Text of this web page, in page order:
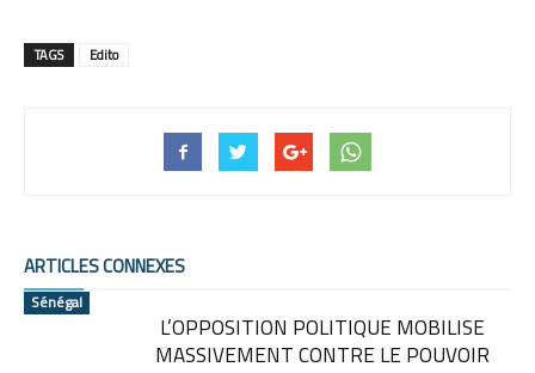
TAGS Edito
ARTICLES CONNEXES
Sénégal
L’OPPOSITION POLITIQUE MOBILISE
MASSIVEMENT CONTRE LE POUVOIR